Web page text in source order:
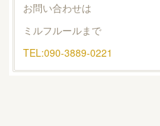
お問い合わせは
ミルフルールまで
TEL:090-3889-0221